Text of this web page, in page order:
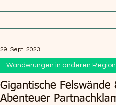
Gigantische Felswände
Abenteuer
Wanderungen in anderen
29. Sept. 2023